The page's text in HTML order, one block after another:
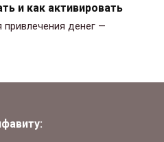
и как активировать
денег —